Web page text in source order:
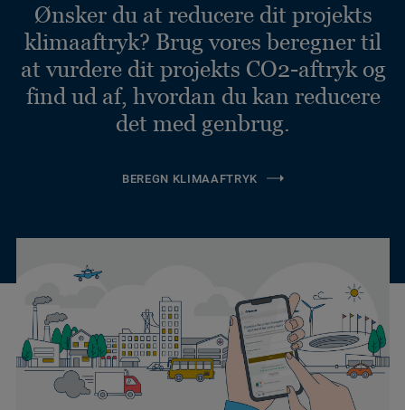
Ønsker du at reducere dit projekts
klimaaftryk? Brug vores beregner til
at vurdere dit projekts CO2-aftryk og
find ud af, hvordan du kan reducere
det med genbrug.
BEREGN KLIMAAFTRYK